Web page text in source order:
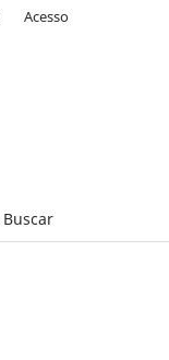
Buscar
Acesso